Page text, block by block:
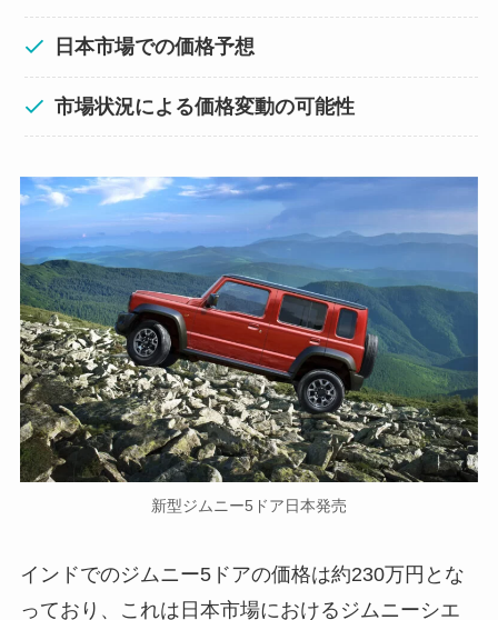
日本市場での価格予想
市場状況による価格変動の可能性
新型ジムニー5ドア日本発売
インドでのジムニー5ドアの価格は約230万円とな
っており、これは日本市場におけるジムニーシエ